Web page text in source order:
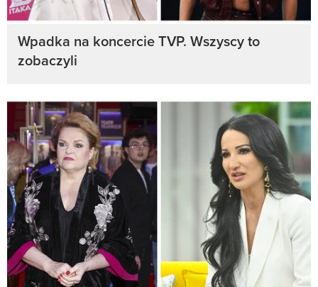
Wpadka na koncercie TVP. Wszyscy to
zobaczyli